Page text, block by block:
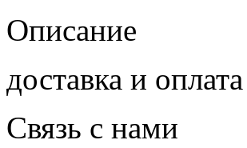
Описание
доставка и оплата
Связь с нами